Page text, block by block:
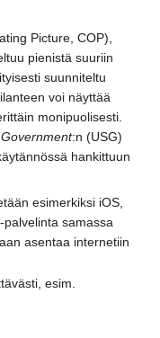
Picture, COP),
pienistä suuriin
suunniteltu
voi näyttää
monipuolisesti.
:n (USG)
hankittuun
esimerkiksi iOS,
palvelinta samassa
asentaa internetiin
esim.